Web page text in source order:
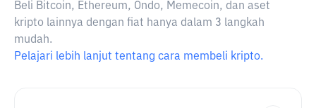
Beli Bitcoin, Ethereum, Ondo, Memecoin, dan aset
kripto lainnya dengan fiat hanya dalam 3 langkah
mudah.
Pelajari lebih lanjut tentang cara membeli kripto.